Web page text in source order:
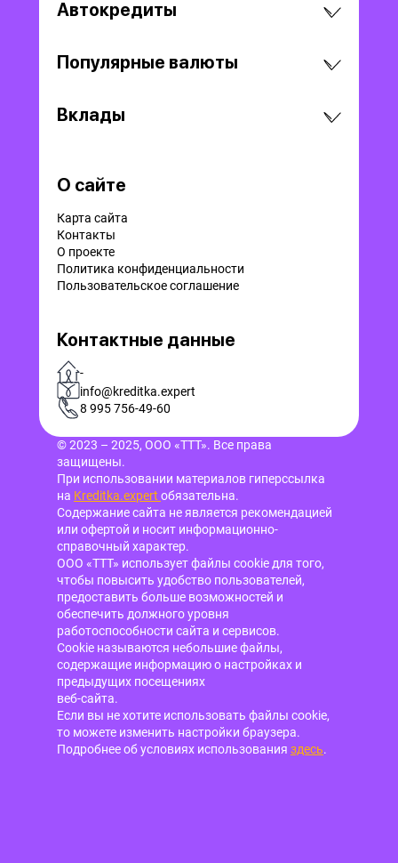
Автокредиты
Популярные валюты
Вклады
О сайте
Карта сайта
Контакты
О проекте
Политика конфиденциальности
Пользовательское соглашение
Контактные данные
-
info@kreditka.expert
8 995 756-49-60
© 2023 – 2025, ООО «ТТТ». Все права
защищены.
При использовании материалов гиперссылка
на Kreditka.expert обязательна.
Содержание сайта не является рекомендацией
или офертой и носит информационно-
справочный характер.
ООО «ТТТ» использует файлы cookie для того,
чтобы повысить удобство пользователей,
предоставить больше возможностей и
обеспечить должного уровня
работоспособности сайта и сервисов.
Cookie называются небольшие файлы,
содержащие информацию о настройках и
предыдущих посещениях
веб-сайта.
Если вы не хотите использовать файлы cookie,
то можете изменить настройки браузера.
Подробнее об условиях использования здесь.